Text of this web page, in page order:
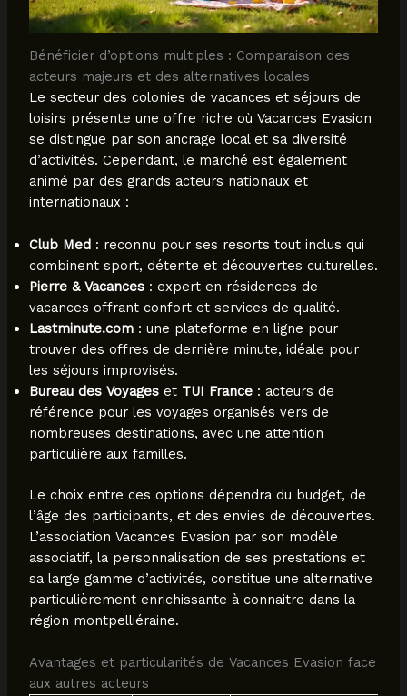
Bénéficier d’options multiples : Comparaison des
acteurs majeurs et des alternatives locales
Le secteur des colonies de vacances et séjours de
loisirs présente une offre riche où Vacances Evasion
se distingue par son ancrage local et sa diversité
d’activités. Cependant, le marché est également
animé par des grands acteurs nationaux et
internationaux :
Club Med: reconnu pour ses resorts tout inclus qui
combinent sport, détente et découvertes culturelles.
Pierre & Vacances: expert en résidences de
vacances offrant confort et services de qualité.
Lastminute.com: une plateforme en ligne pour
trouver des offres de dernière minute, idéale pour
les séjours improvisés.
Bureau des Voyageset TUI France: acteurs de
référence pour les voyages organisés vers de
nombreuses destinations, avec une attention
particulière aux familles.
Le choix entre ces options dépendra du budget, de
l’âge des participants, et des envies de découvertes.
L’association Vacances Evasion par son modèle
associatif, la personnalisation de ses prestations et
sa large gamme d’activités, constitue une alternative
particulièrement enrichissante à connaitre dans la
région montpelliéraine.
Avantages et particularités de Vacances Evasion face
aux autres acteurs